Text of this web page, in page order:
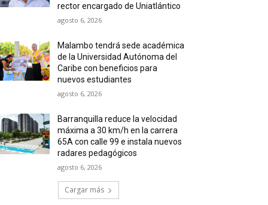
rector encargado de Uniatlántico
agosto 6, 2026
Malambo tendrá sede académica
de la Universidad Autónoma del
Caribe con beneficios para
nuevos estudiantes
agosto 6, 2026
Barranquilla reduce la velocidad
máxima a 30 km/h en la carrera
65A con calle 99 e instala nuevos
radares pedagógicos
agosto 6, 2026
Cargar más